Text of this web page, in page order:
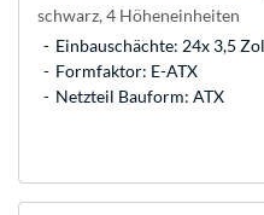
schwarz, 4 Höheneinheiten
Einbauschächte: 24x 3,5
Formfaktor: E-ATX
Netzteil Bauform: ATX